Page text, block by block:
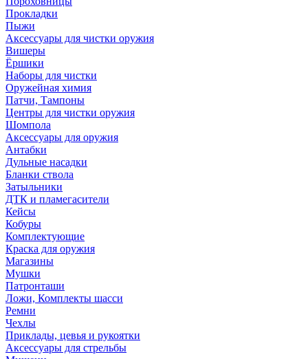
Прокладки
Пыжи
Аксессуары для чистки оружия
Вишеры
Ёршики
Наборы для чистки
Оружейная химия
Патчи, Тампоны
Центры для чистки оружия
Шомпола
Аксессуары для оружия
Антабки
Дульные насадки
Бланки ствола
Затыльники
ДТК и пламегасители
Кейсы
Кобуры
Комплектующие
Краска для оружия
Магазины
Мушки
Патронташи
Ложи, Комплекты шасси
Ремни
Чехлы
Приклады, цевья и рукоятки
Аксессуары для стрельбы